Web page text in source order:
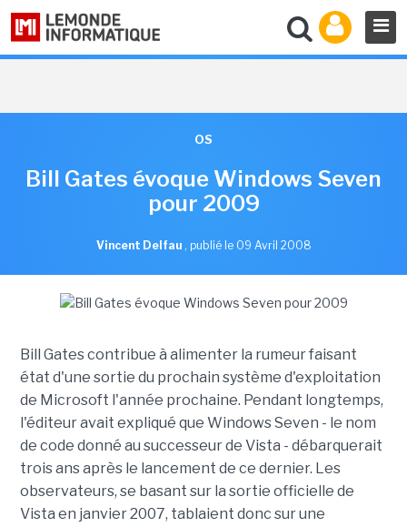
OS
Bill Gates évoque Windows Seven
pour 2009
Vincent Delfau , publié le 09 Avril 2008
Bill Gates contribue à alimenter la rumeur faisant
état d'une sortie du prochain système d'exploitation
de Microsoft l'année prochaine. Pendant longtemps,
l'éditeur avait expliqué que Windows Seven - le nom
de code donné au successeur de Vista - débarquerait
trois ans après le lancement de ce dernier. Les
observateurs, se basant sur la sortie officielle de
Vista en janvier 2007, tablaient donc sur une